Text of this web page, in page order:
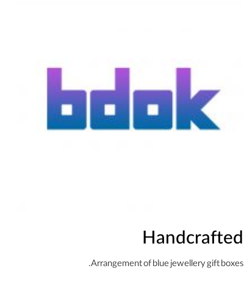
Handcrafted
Arrangement of blue jewellery gift boxes.